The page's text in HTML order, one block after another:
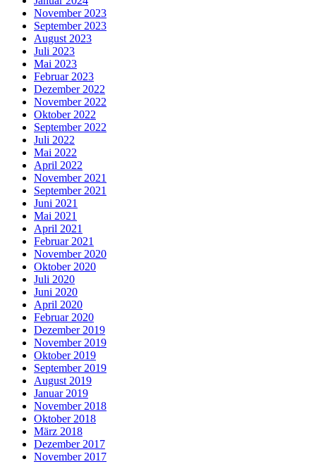
November 2023
September 2023
August 2023
Juli 2023
Mai 2023
Februar 2023
Dezember 2022
November 2022
Oktober 2022
September 2022
Juli 2022
Mai 2022
April 2022
November 2021
September 2021
Juni 2021
Mai 2021
April 2021
Februar 2021
November 2020
Oktober 2020
Juli 2020
Juni 2020
April 2020
Februar 2020
Dezember 2019
November 2019
Oktober 2019
September 2019
August 2019
Januar 2019
November 2018
Oktober 2018
März 2018
Dezember 2017
November 2017